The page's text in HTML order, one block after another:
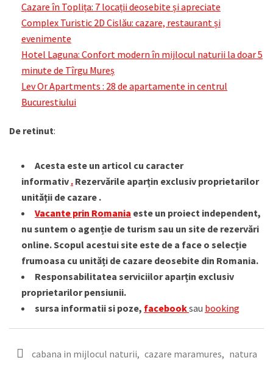
Cazare în Toplița: 7 locații deosebite și apreciate
Complex Turistic 2D Cislău: cazare, restaurant și
evenimente
Hotel Laguna: Confort modern în mijlocul naturii la doar 5
minute de Tîrgu Mureș
Lev Or Apartments : 28 de apartamente in centrul
Bucurestiului
De retinut:
Acesta este un articol cu caracter
informativ . Rezervările aparțin exclusiv proprietarilor
unității de cazare .
Vacante prin Romania este un proiect independent,
nu suntem o agenție de turism sau un site de rezervări
online. Scopul acestui site este de a face o selecție
frumoasa cu unități de cazare deosebite din Romania.
Responsabilitatea serviciilor aparțin exclusiv
proprietarilor pensiunii.
sursa informatii si poze, facebooksau booking
cabana in mijlocul naturii, cazare maramures, natura